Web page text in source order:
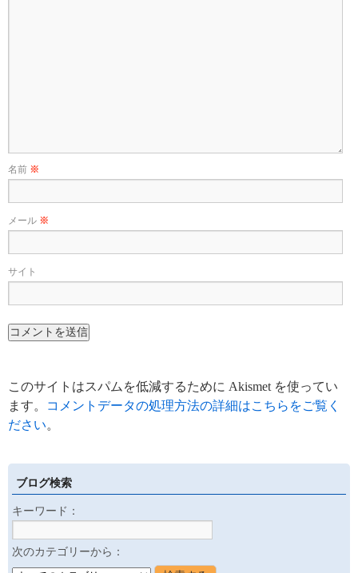
名前 ※
メール ※
サイト
このサイトはスパムを低減するために Akismet を使ってい
ます。
コメントデータの処理方法の詳細はこちらをご覧く
ださい。
ブログ検索
キーワード：
次のカテゴリーから：